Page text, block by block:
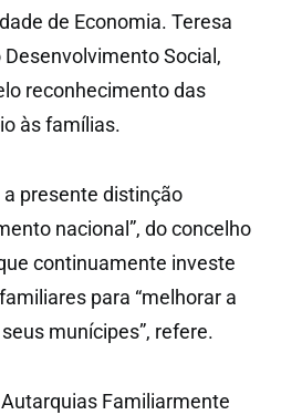
de Economia. Teresa
Social,
reconhecimento das
às famílias.
presente distinção
nacional”, do concelho
continuamente investe
para “melhorar a
munícipes”, refere.
Familiarmente